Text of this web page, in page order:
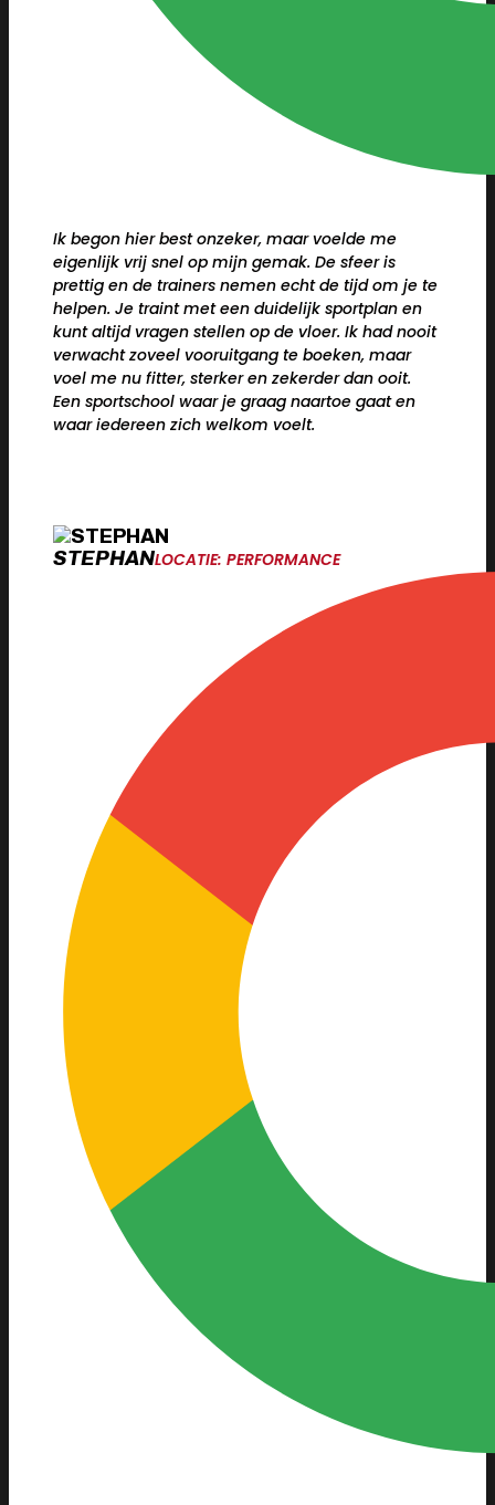
Ik begon hier best onzeker, maar voelde me
eigenlijk vrij snel op mijn gemak. De sfeer is
prettig en de trainers nemen echt de tijd om je te
helpen. Je traint met een duidelijk sportplan en
kunt altijd vragen stellen op de vloer. Ik had nooit
verwacht zoveel vooruitgang te boeken, maar
voel me nu fitter, sterker en zekerder dan ooit.
Een sportschool waar je graag naartoe gaat en
waar iedereen zich welkom voelt.
STEPHANLOCATIE: PERFORMANCE